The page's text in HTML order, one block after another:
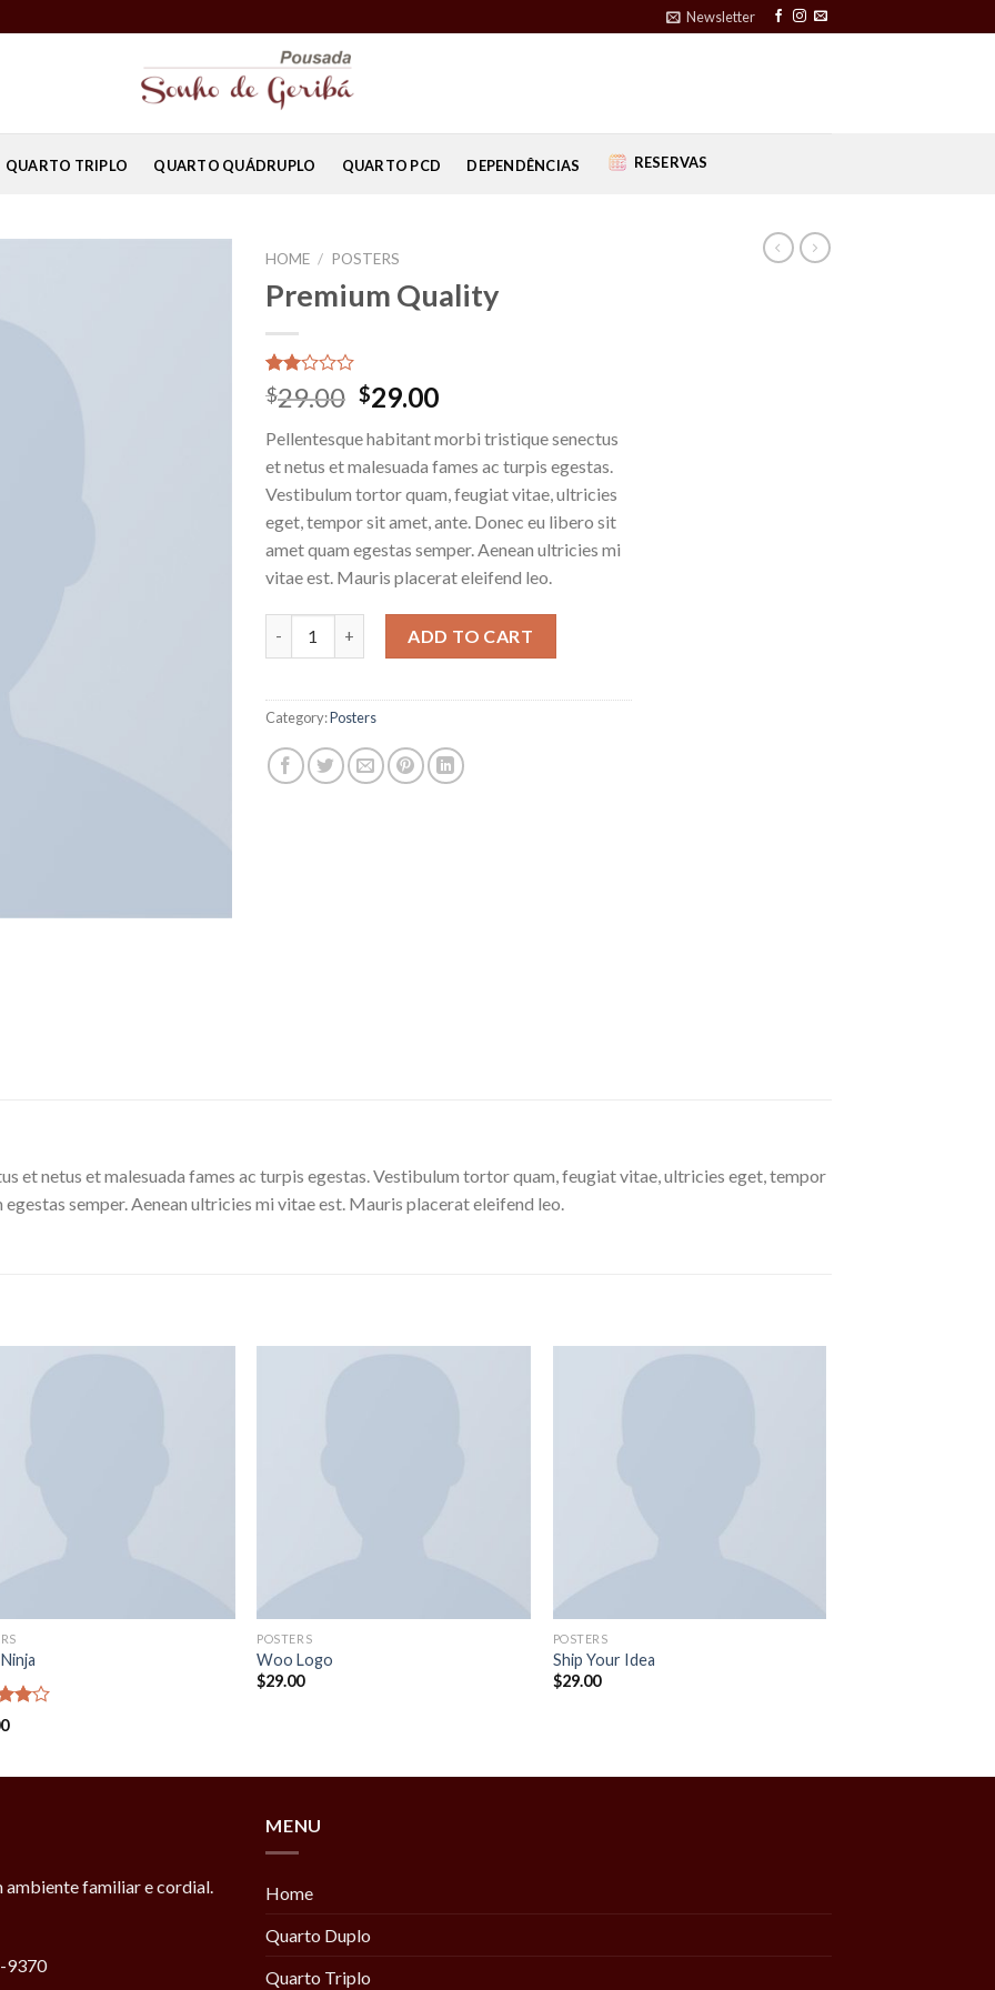
Newsletter
QUARTO TRIPLO QUARTO QUÁDRUPLO QUARTO PCD DEPENDÊNCIAS RESERVAS
HOME / POSTERS
Premium Quality
Rated
2.00
of 5
based
on
2
customer
ratings
$29.00 $29.00
Pellentesque habitant morbi tristique senectus
et netus et malesuada fames ac turpis egestas.
Vestibulum tortor quam, feugiat vitae, ultricies
eget, tempor sit amet, ante. Donec eu libero sit
amet quam egestas semper. Aenean ultricies mi
vitae est. Mauris placerat eleifend leo.
ADD TO CART
Category:Posters
et netus et malesuada fames ac turpis egestas. Vestibulum tortor quam, feugiat vitae, ultricies eget, tempor
semper. Aenean ultricies mi vitae est. Mauris placerat eleifend leo.
POSTERS
Woo Logo
$29.00
POSTERS
Ship Your Idea
$29.00
ambiente familiar e cordial.
9370
MENU
Home
Quarto Duplo
Quarto Triplo